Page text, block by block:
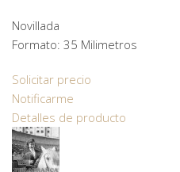
Novillada
Formato: 35 Milimetros
Solicitar precio
Notificarme
Detalles de producto